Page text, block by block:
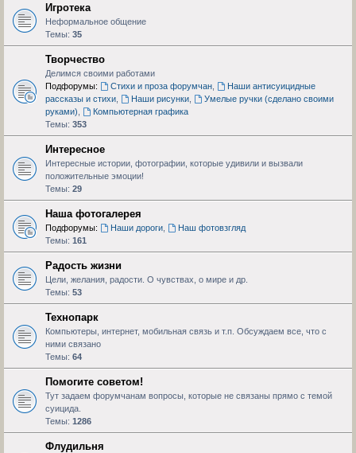
Игротека
Неформальное общение
Темы: 35
Творчество
Делимся своими работами
Подфорумы:
Стихи и проза форумчан,
Наши антисуицидные
рассказы и стихи
Наши рисунки,
Умелые ручки (сделано своими
руками)
Компьютерная графика
Темы: 353
Интересное
Интересные истории, фотографии, которые удивили и вызвали
положительные эмоции!
Темы: 29
Наша фотогалерея
Подфорумы: Наши дороги,
Наш фотовзгляд
Темы: 161
Радость жизни
Цели, желания, радости. О чувствах, о мире и др.
Темы: 53
Технопарк
Компьютеры, интернет, мобильная связь и т.п. Обсуждаем все, что с
ними связано
Темы: 64
Помогите советом!
Тут задаем форумчанам вопросы, которые не связаны прямо с темой
суицида.
Темы: 1286
Флудильня